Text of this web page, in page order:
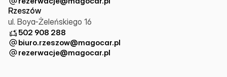
Rzeszów
ul. Boya-Żeleńskiego 16
502 908 288
biuro.rzeszow@magocar.pl
rezerwacje@magocar.pl